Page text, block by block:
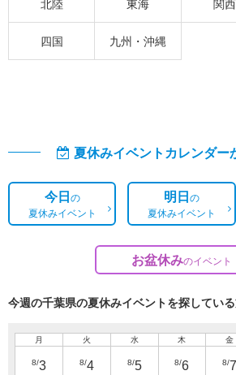
北陸 東海 関西
四国 九州・沖縄
夏休みイベントカレンダー
今日の
夏休みイベント
明日の
夏休みイベント
お盆休みのイベント
今週の千葉県の夏休みイベントを探してい
月
8/3
火
8/4
水
8/5
木
8/6
金
8/7